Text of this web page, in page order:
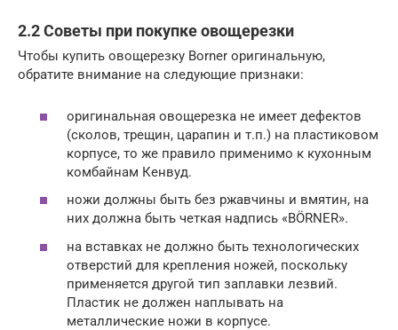
2.2 Советы при покупке овощерезки
Чтобы купить овощерезку Borner оригинальную,
обратите внимание на следующие признаки:
оригинальная овощерезка не имеет дефектов
(сколов, трещин, царапин и т.п.) на пластиковом
корпусе, то же правило применимо к кухонным
комбайнам Кенвуд.
ножи должны быть без ржавчины и вмятин, на
них должна быть четкая надпись «BÖRNER».
на вставках не должно быть технологических
отверстий для крепления ножей, поскольку
применяется другой тип заплавки лезвий.
Пластик не должен наплывать на
металлические ножи в корпусе.